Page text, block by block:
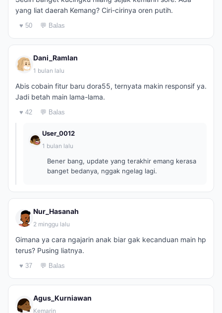
yang liat daerah Kemang? Ciri-cirinya oren putih.
♥ 50 💬 Balas
Dani_Ramlan
1 bulan lalu
Abis cobain fitur baru dora55, ternyata makin responsif ya.
Jadi betah main lama-lama.
♥ 42 💬 Balas
User_0012
1 bulan lalu
Bener bang, update yang terakhir emang kerasa
banget bedanya, nggak ngelag lagi.
Nur_Hasanah
2 minggu lalu
Gimana ya cara ngajarin anak biar gak kecanduan main hp
terus? Pusing liatnya.
♥ 37 💬 Balas
Agus_Kurniawan
Kemarin